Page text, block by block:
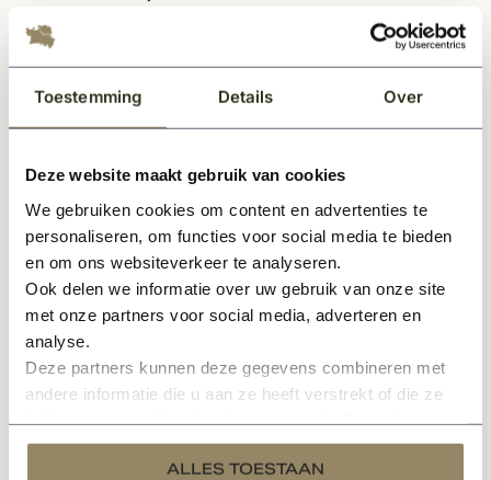
Toestemming Details Over
Deze website maakt gebruik van cookies
We gebruiken cookies om content en advertenties te
personaliseren, om functies voor social media te bieden
en om ons websiteverkeer te analyseren.
Ook delen we informatie over uw gebruik van onze site
met onze partners voor social media, adverteren en
analyse.
Deze partners kunnen deze gegevens combineren met
andere informatie die u aan ze heeft verstrekt of die ze
services.
ALLES TOESTAAN
geveloppervlakken en de beste testcertificaten
bewijzen de hoge kwaliteitsnorm.
Deze leien zijn in meerdere kwaliteiten verkrijgbaar.
Echter leveren wij alleen A-kwaliteit leien om problemen
A-kwaliteit leien staat voor; Dit is natuurlijk gemaakt van
de beste kwaliteit steen. Dat wil zeggen dat er minder
oneffenheden en kleurverschillen in de lei zitten en u
deze hierdoor perfect passend op- en in elkaar kunt
bevestigen.
Specificaties